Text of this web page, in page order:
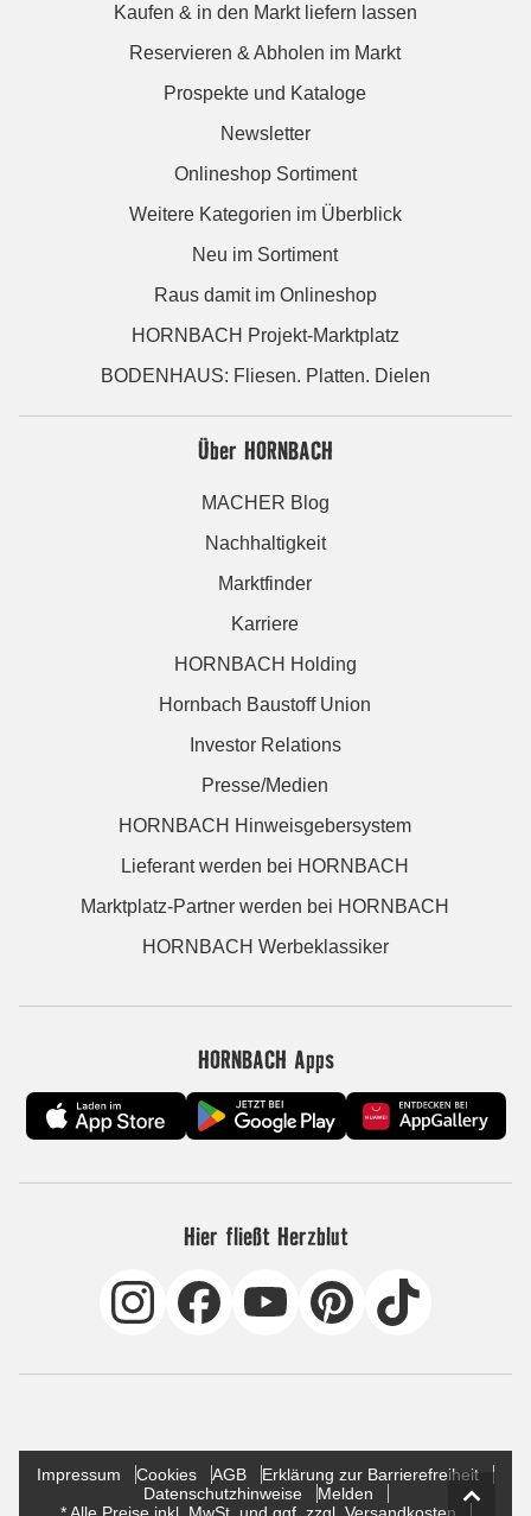
Kaufen & in den Markt liefern lassen
Reservieren & Abholen im Markt
Prospekte und Kataloge
Newsletter
Onlineshop Sortiment
Weitere Kategorien im Überblick
Neu im Sortiment
Raus damit im Onlineshop
HORNBACH Projekt-Marktplatz
BODENHAUS: Fliesen. Platten. Dielen
Über HORNBACH
MACHER Blog
Nachhaltigkeit
Marktfinder
Karriere
HORNBACH Holding
Hornbach Baustoff Union
Investor Relations
Presse/Medien
HORNBACH Hinweisgebersystem
Lieferant werden bei HORNBACH
Marktplatz-Partner werden bei HORNBACH
HORNBACH Werbeklassiker
HORNBACH Apps
Hier fließt Herzblut
Impressum Cookies AGB
Erklärung zur Barrierefreiheit
Datenschutzhinweise
Melden